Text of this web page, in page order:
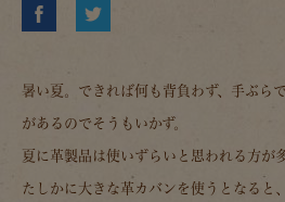
暑い夏。できれば何も背負わず、手ぶら
があるのでそうもいかず。
夏に革製品は使いずらいと思われる方が
たしかに大きな革カバンを使うとなると